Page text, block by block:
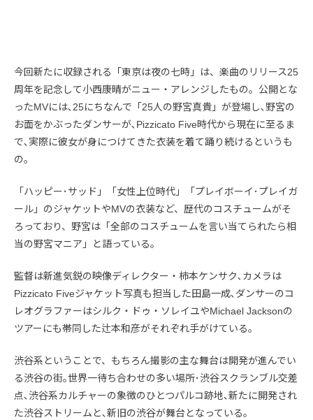
今回新たに収録される「東京は夜の七時」は、楽曲のリリース25
周年を記念して小西康晴がニュー・アレンジしたもの。公開とな
ったMVには､25にちなんで「25人の野宮真貴」が登場し､野宮の
お面をかぶったダンサーが､Pizzicato Five時代から現在に至るま
で､実際に彼女が身につけてきた衣装を着て踊り続けるというも
の。
「ハッピー･サッド」「女性上位時代」「プレイボーイ･プレイガ
ール」のジャケットやMVの衣装など、歴代のコスチュームがそ
ろっており、野宮は「全部のコスチュームを言い当てられたら相
当の野宮マニア」と語っている。
監督は新進気鋭の映像ディレクター・柿本ケンサク､カメラは
Pizzicato Fiveジャケット写真も担当した田島一成､ダンサーのコ
レオグラファーはシルク・ドゥ・ソレイユやMichael Jacksonの
ツアーにも帯同した辻本和彦がそれぞれ手がけている｡
渋谷系ということで、もちろん撮影の主な舞台は開発が進んでい
る渋谷の街｡世界一待ち合わせの多い場所･渋谷スクランブル交差
点､渋谷系カルチャーの象徴のひとつパルコ跡地､新たに開発され
た渋谷ストリームと､新旧の渋谷が舞台となっている｡